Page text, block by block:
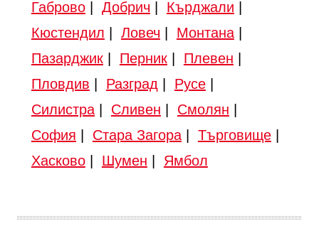
Габрово| Добрич Кърджали
Кюстендил
Ловеч Монтана|
Пазарджик| Перник| Плевен
Пловдив
Разград Русе|
Силистра| Сливен Смолян
София
Стара Загора| Търговище|
Хасково| Шумен Ямбол